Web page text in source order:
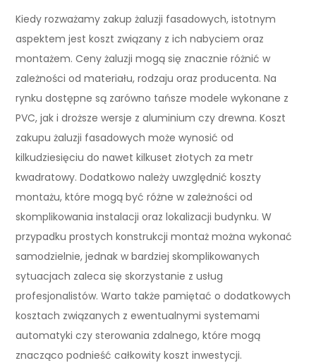
Kiedy rozważamy zakup żaluzji fasadowych, istotnym
aspektem jest koszt związany z ich nabyciem oraz
montażem. Ceny żaluzji mogą się znacznie różnić w
zależności od materiału, rodzaju oraz producenta. Na
rynku dostępne są zarówno tańsze modele wykonane z
PVC, jak i droższe wersje z aluminium czy drewna. Koszt
zakupu żaluzji fasadowych może wynosić od
kilkudziesięciu do nawet kilkuset złotych za metr
kwadratowy. Dodatkowo należy uwzględnić koszty
montażu, które mogą być różne w zależności od
skomplikowania instalacji oraz lokalizacji budynku. W
przypadku prostych konstrukcji montaż można wykonać
samodzielnie, jednak w bardziej skomplikowanych
sytuacjach zaleca się skorzystanie z usług
profesjonalistów. Warto także pamiętać o dodatkowych
kosztach związanych z ewentualnymi systemami
automatyki czy sterowania zdalnego, które mogą
znacząco podnieść całkowity koszt inwestycji.